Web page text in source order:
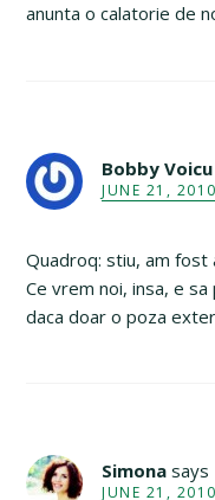
anunta o calatorie de
Bobby Voicu
JUNE 21,
Quadroq: stiu, am fost
Ce vrem noi, insa, e
daca doar o poza
Simona says
JUNE 21,